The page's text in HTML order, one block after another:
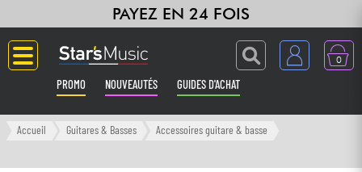
PAYEZ EN 24 FOIS
0
PROMO NOUVEAUTÉS GUIDES D'ACHAT
Langue
Accueil Guitares & Basses Accessoires guitare & basse